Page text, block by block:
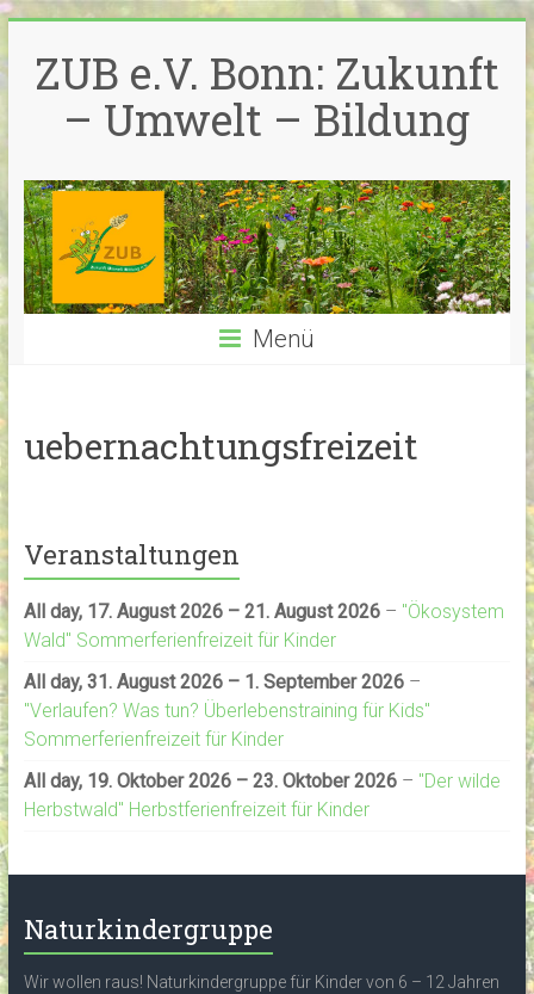
Inhalt
springen
ZUB e.V. Bonn: Zukunft
– Umwelt – Bildung
Menü
uebernachtungsfreizeit
Veranstaltungen
All day, 17. August 2026 – 21. August 2026– "Ökosystem
Wald" Sommerferienfreizeit für Kinder
All day, 31. August 2026 – 1. September 2026–
"Verlaufen? Was tun? Überlebenstraining für Kids"
Sommerferienfreizeit für Kinder
All day, 19. Oktober 2026 – 23. Oktober 2026– "Der wilde
Herbstwald" Herbstferienfreizeit für Kinder
Naturkindergruppe
Wir wollen raus! Naturkindergruppe für Kinder von 6 – 12 Jahren